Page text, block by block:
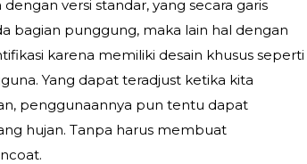
versi standar, yang secara garis
bagian punggung, maka lain hal dengan
karena memiliki desain khusus seperti
Yang dapat teradjust ketika kita
penggunaannya pun tentu dapat
hujan. Tanpa harus membuat